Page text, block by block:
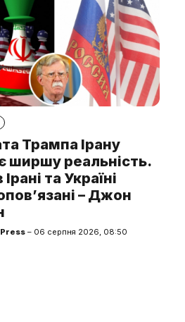
Трампа Ірану
ширшу реальність.
Ірані та Україні
– Джон
– 06 серпня 2026, 08:50